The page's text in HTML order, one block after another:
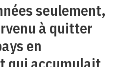
seulement,
à quitter
en